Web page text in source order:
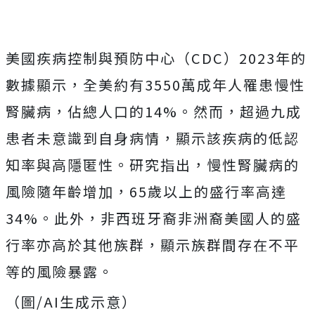
美國疾病控制與預防中心（CDC）2023年的
數據顯示，全美約有3550萬成年人罹患慢性
腎臟病，佔總人口的14%。然而，超過九成
患者未意識到自身病情，顯示該疾病的低認
知率與高隱匿性。研究指出，慢性腎臟病的
風險隨年齡增加，65歲以上的盛行率高達
34%。此外，非西班牙裔非洲裔美國人的盛
行率亦高於其他族群，顯示族群間存在不平
等的風險暴露。
（圖/AI生成示意）